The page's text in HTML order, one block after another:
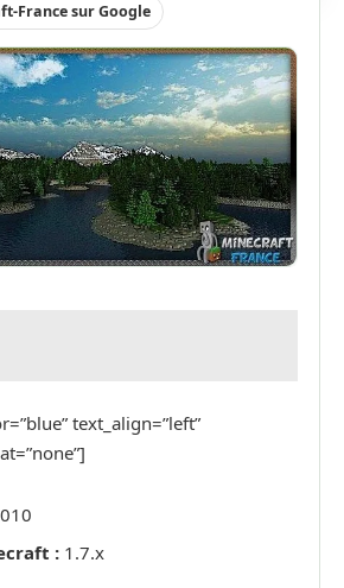
France sur Google
text_align=”left”
: 1.7.x